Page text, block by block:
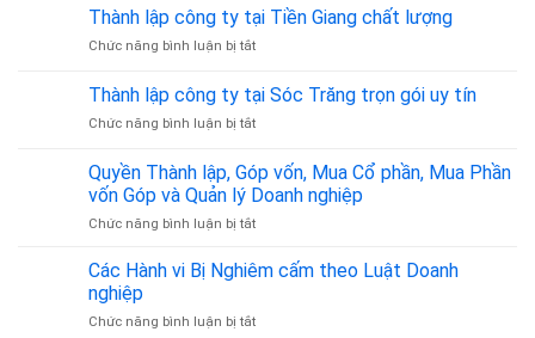
Đất
Gia
Đình
Hành
Pháp
Lý
Cậy
Phước
từ
A
Z
Thuê
Địa
Chỉ
Ký
Doanh
Tân
Bình
350.000đ/tháng
Thành lập công ty tại Tiền Giang chất lượng
Chức năng bình luận bị tắtở
lập
công
ty
Tiền
Giang
chất
lượng
Thành lập công ty tại Sóc Trăng trọn gói uy tín
Chức năng bình luận bị tắtở
lập
công
ty
tại
Trăng
uy
Quyền Thành lập, Góp vốn, Mua Cổ phần, Mua Phần
vốn Góp và Quản lý Doanh nghiệp
Chức năng bình luận bị tắtở
Thành
vốn,
Các Hành vi Bị Nghiêm cấm theo Luật Doanh
nghiệp
Chức năng bình luận bị tắtở